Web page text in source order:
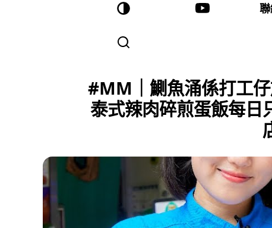
#MM｜鰂魚涌係打工
泰式辣肉碎煎蛋飯每日